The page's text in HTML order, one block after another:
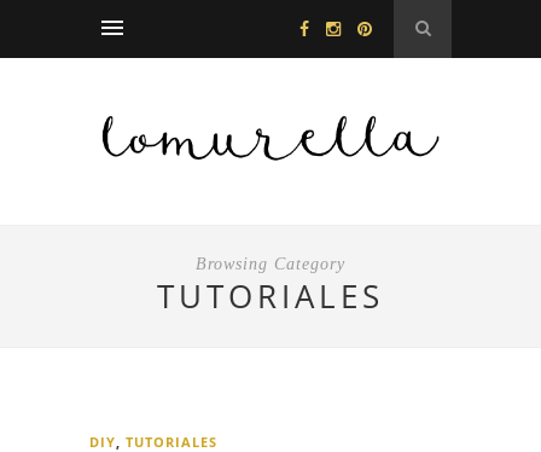
Browsing Category
TUTORIALES
DIY TUTORIALES